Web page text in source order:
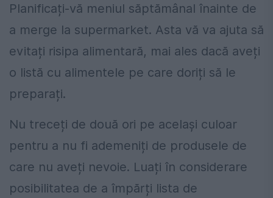
Planificați-vă meniul săptămânal înainte de
a merge la supermarket. Asta vă va ajuta să
evitați risipa alimentară, mai ales dacă aveți
o listă cu alimentele pe care doriți să le
preparați.
Nu treceți de două ori pe același culoar
pentru a nu fi ademeniți de produsele de
care nu aveți nevoie. Luați în considerare
posibilitatea de a împărți lista de